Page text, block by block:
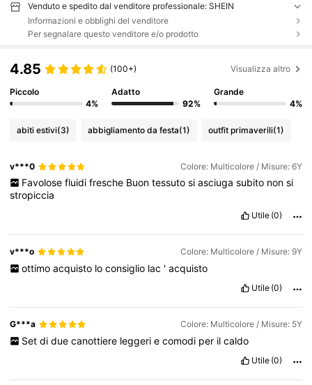
Venduto e spedito dal venditore professionale: SHEIN
Informazioni e obblighi del venditore
Per segnalare questo venditore e/o prodotto
4.85 (100+) Visualizza altro
Piccolo
4%
Adatto
92%
Grande
4%
abiti estivi(3) abbigliamento da festa(1) outfit primaverili(1)
v***0 Colore: Multicolore / Misure: 6Y
Favolose fluidi fresche Buon tessuto si asciuga subito non si
stropiccia
Utile (0)
v***o Colore: Multicolore / Misure: 9Y
ottimo acquisto lo consiglio lac ' acquisto
Utile (0)
G***a Colore: Multicolore / Misure: 5Y
Set di due canottiere leggeri e comodi per il caldo
Utile (0)